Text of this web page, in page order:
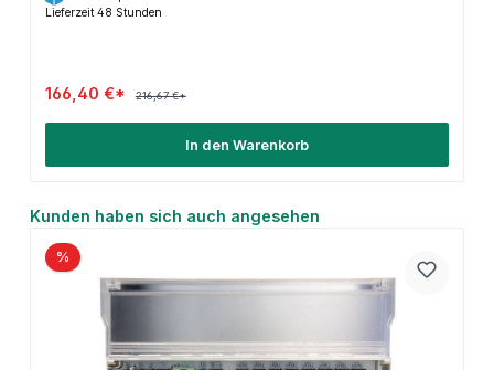
Lieferzeit 48 Stunden
166,40 €* 216,67 €*
In den Warenkorb
Produktgalerie überspringen
Kunden haben sich auch angesehen
%